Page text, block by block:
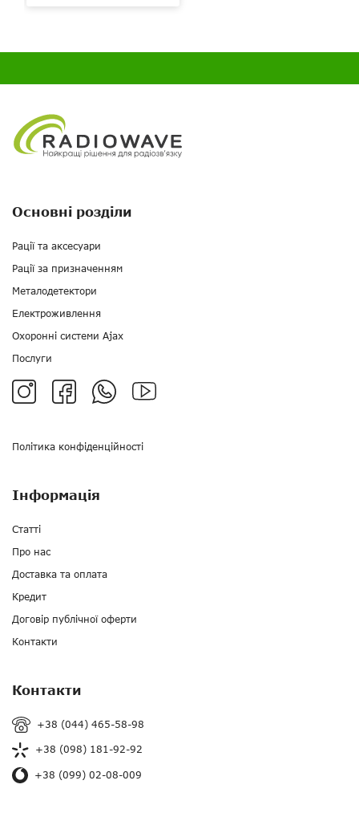
Політика конфіденційності
Основні розділи
Рації та аксесуари
Рації за призначенням
Металодетектори
Електроживлення
Охоронні системи Ajax
Послуги
Інформація
Статті
Про нас
Доставка та оплата
Кредит
Договір публічної оферти
Контакти
Контакти
+38 (044) 465-58-98
+38 (098) 181-92-92
+38 (099) 02-08-009